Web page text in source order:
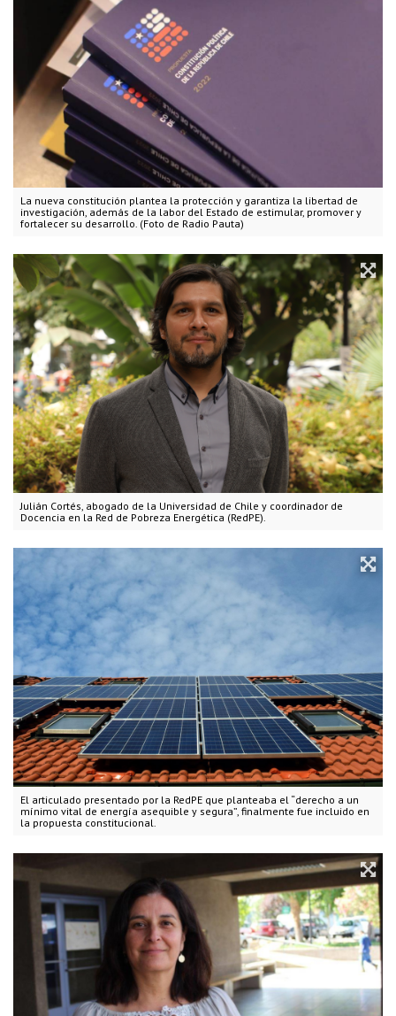
La nueva constitución plantea la protección y garantiza la libertad de
investigación, además de la labor del Estado de estimular, promover y
fortalecer su desarrollo. (Foto de Radio Pauta)
Julián Cortés, abogado de la Universidad de Chile y coordinador de
Docencia en la Red de Pobreza Energética (RedPE).
El articulado presentado por la RedPE que planteaba el “derecho a un
mínimo vital de energía asequible y segura”, finalmente fue incluido en
la propuesta constitucional.